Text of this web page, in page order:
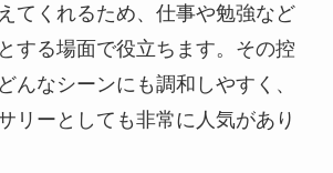
てくれるため、仕事や勉強など
する場面で役立ちます。その控
んなシーンにも調和しやすく、
リーとしても非常に人気があり